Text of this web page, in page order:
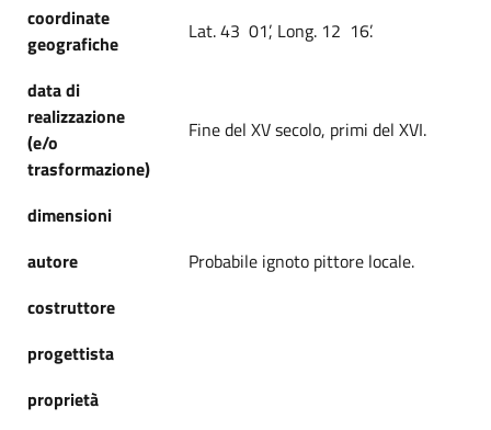
coordinate
geografiche
Lat. 43 01’, Long. 12 16’.
data di
realizzazione
(e/o
trasformazione)
Fine del XV secolo, primi del XVI.
dimensioni
autore
Probabile ignoto pittore locale.
costruttore
progettista
proprietà